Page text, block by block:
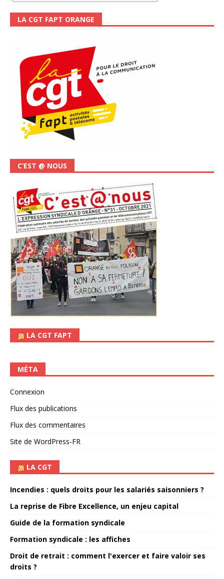
LA CGT FAPT ORANGE
C’EST @ NOUS
LA CGT FAPT
MÉTA
Connexion
Flux des publications
Flux des commentaires
Site de WordPress-FR
LA CGT
Incendies : quels droits pour les salariés saisonniers ?
La reprise de Fibre Excellence, un enjeu capital
Guide de la formation syndicale
Formation syndicale : les affiches
Droit de retrait : comment l'exercer et faire valoir ses
droits ?